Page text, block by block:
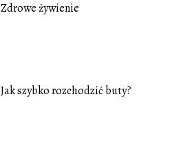
Zdrowe żywienie
Jak szybko rozchodzić buty?